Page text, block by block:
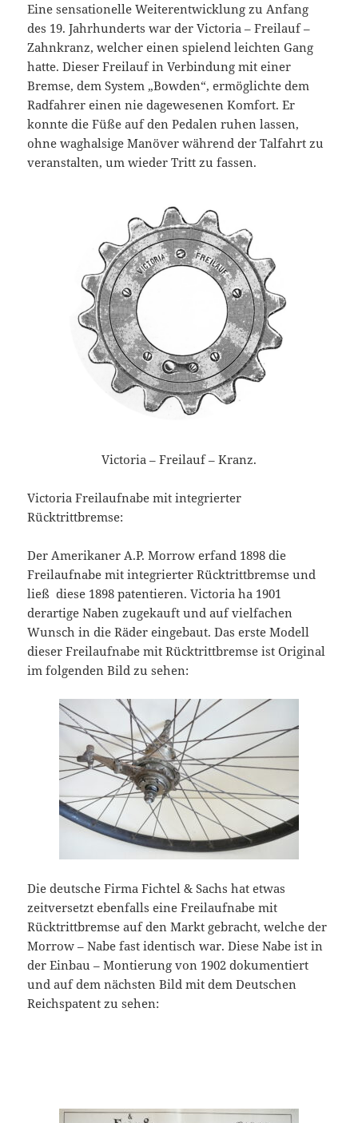
Eine sensationelle Weiterentwicklung zu Anfang
des 19. Jahrhunderts war der Victoria – Freilauf –
Zahnkranz, welcher einen spielend leichten Gang
hatte. Dieser Freilauf in Verbindung mit einer
Bremse, dem System „Bowden“, ermöglichte dem
Radfahrer einen nie dagewesenen Komfort. Er
konnte die Füße auf den Pedalen ruhen lassen,
ohne waghalsige Manöver während der Talfahrt zu
veranstalten, um wieder Tritt zu fassen.
Victoria – Freilauf – Kranz.
Victoria Freilaufnabe mit integrierter
Rücktrittbremse:
Der Amerikaner A.P. Morrow erfand 1898 die
Freilaufnabe mit integrierter Rücktrittbremse und
ließ diese 1898 patentieren. Victoria ha 1901
derartige Naben zugekauft und auf vielfachen
Wunsch in die Räder eingebaut. Das erste Modell
dieser Freilaufnabe mit Rücktrittbremse ist Original
im folgenden Bild zu sehen:
Die deutsche Firma Fichtel & Sachs hat etwas
zeitversetzt ebenfalls eine Freilaufnabe mit
Rücktrittbremse auf den Markt gebracht, welche der
Morrow – Nabe fast identisch war. Diese Nabe ist in
der Einbau – Montierung von 1902 dokumentiert
und auf dem nächsten Bild mit dem Deutschen
Reichspatent zu sehen: